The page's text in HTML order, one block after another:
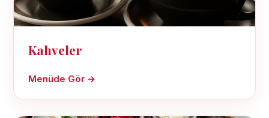
Kahveler
Menüde Gör →